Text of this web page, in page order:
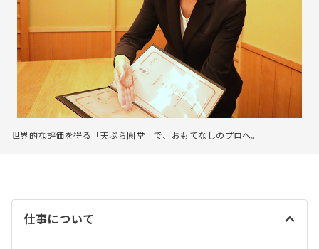
世界的な評価を得る「天ぷら圓堂」で、おもてなしのプロへ。
仕事について